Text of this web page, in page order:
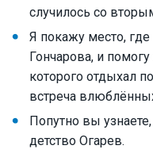
случилось со
Я покажу место,
Гончарова, и
которого отдыхал
встреча
Попутно вы
детство Огарев.